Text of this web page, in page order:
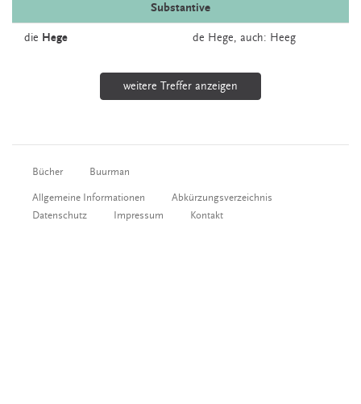
Substantive
die Hege de Hege, auch: Heeg
weitere Treffer anzeigen
Bücher Buurman
Allgemeine Informationen
Abkürzungsverzeichnis
Datenschutz
Impressum Kontakt